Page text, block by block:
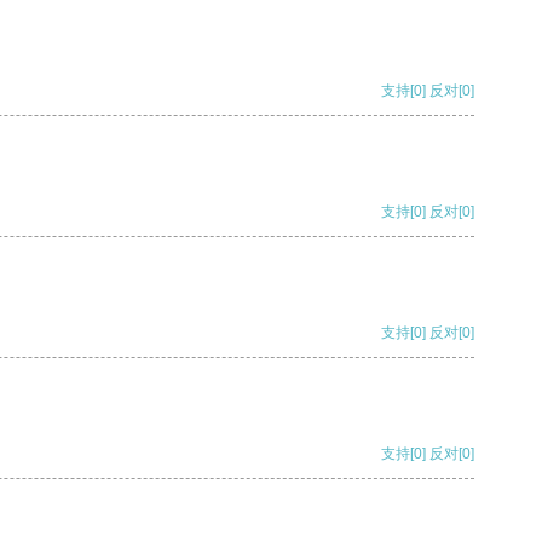
支持[0] 反对[0]
支持[0] 反对[0]
支持[0] 反对[0]
支持[0] 反对[0]